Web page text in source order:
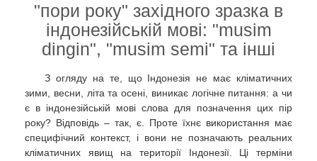
"пори року" західного зразка в
індонезійській мові: "musim
dingin", "musim semi" та інші
З огляду на те, що Індонезія не має кліматичних
зими, весни, літа та осені, виникає логічне питання: а чи
є в індонезійській мові слова для позначення цих пір
року? Відповідь – так, є. Проте їхнє використання має
специфічний контекст, і вони не позначають реальних
кліматичних явищ на території Індонезії. Ці терміни